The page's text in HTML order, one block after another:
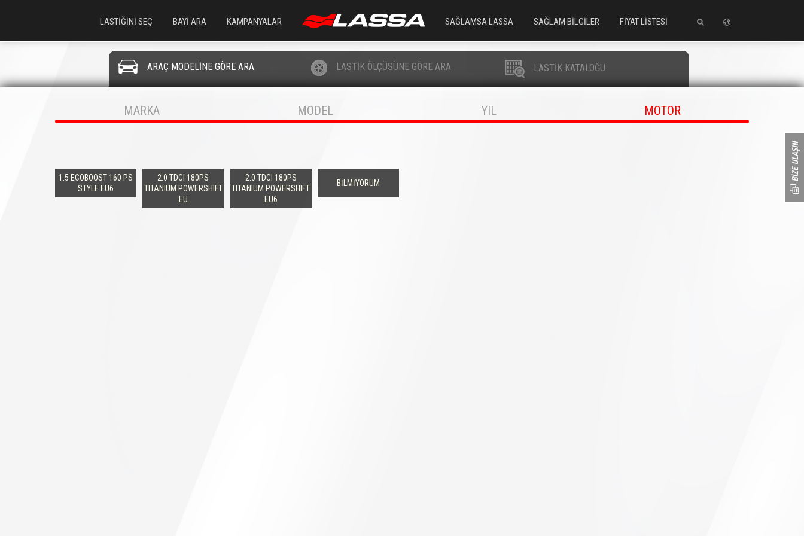
LASTİĞİNİ SEÇ BAYİ ARA KAMPANYALAR SAĞLAMSA LASSA SAĞLAM BİLGİLER FİYAT LİSTESİ
ARAÇ MODELİNE GÖRE ARA LASTİK ÖLÇÜSÜNE GÖRE ARA LASTİK KATALOĞU
MARKA MODEL YIL MOTOR
1.5 ECOBOOST 160 PS
STYLE EU6
2.0 TDCI 180PS
TITANIUM POWERSHIFT
EU
2.0 TDCI 180PS
TITANIUM POWERSHIFT
EU6
BİLMİYORUM